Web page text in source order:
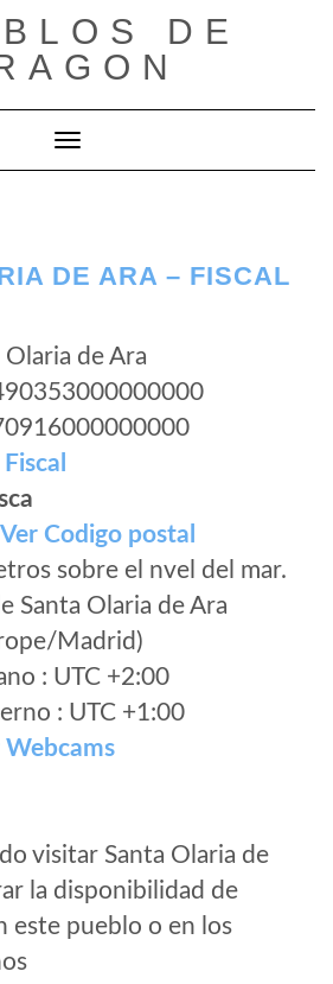
DE
Cambiar modo de navegación
DE ARA – FISCAL
de Ara
Fiscal
Ver Codigo postal
sobre el nvel del mar.
Santa Olaria de Ara
Madrid)
: UTC +2:00
: UTC +1:00
Webcams
visitar Santa Olaria de
la disponibilidad de
este pueblo o en los